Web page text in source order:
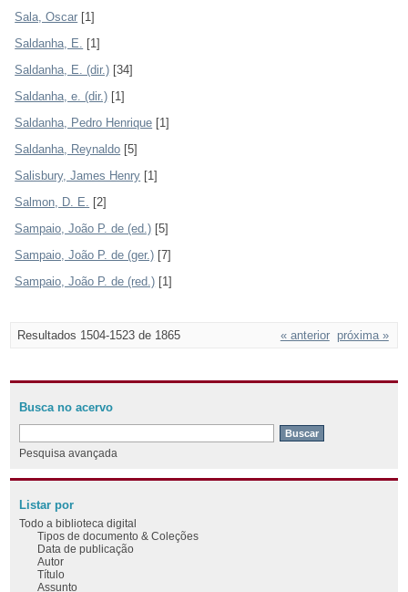
Sala, Oscar [1]
Saldanha, E.
[1]
Saldanha, E. (dir.) [34]
Saldanha, e. (dir.) [1]
Saldanha, Pedro Henrique [1]
Saldanha, Reynaldo [5]
Salisbury, James Henry [1]
Salmon, D. E.
[2]
Sampaio, João P. de (ed.) [5]
Sampaio, João P. de (ger.) [7]
Sampaio, João P. de (red.) [1]
Resultados 1504-1523 de 1865 « anterior próxima »
Busca no acervo
Pesquisa avançada
Listar por
Todo a biblioteca digital
Tipos de documento & Coleções
Data de publicação
Autor
Título
Assunto